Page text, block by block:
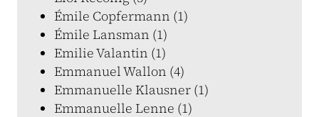
Émile Copfermann (1)
Émile Lansman (1)
Emilie Valantin (1)
Emmanuel Wallon (4)
Emmanuelle Klausner (1)
Emmanuelle Lenne (1)